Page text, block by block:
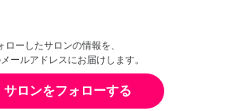
ローしたサロンの情報を、
ールアドレスにお届けします。
サロンをフォローする